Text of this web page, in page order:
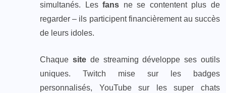
simultanés. Lesfans ne se contentent plus de
regarder – ils participent financièrement au succès
de leurs idoles.
Chaque sitede streaming développe ses outils
uniques. Twitch mise sur les badges
personnalisés, YouTube sur les super chats